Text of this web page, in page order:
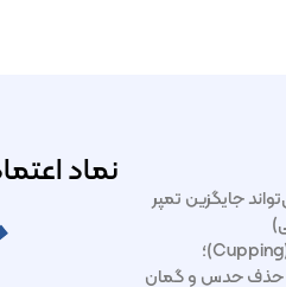
جایگزین تمپر
آموزش کاپینگ قهوه (Cupping)؛
و حذف حدس و گمان
نماد